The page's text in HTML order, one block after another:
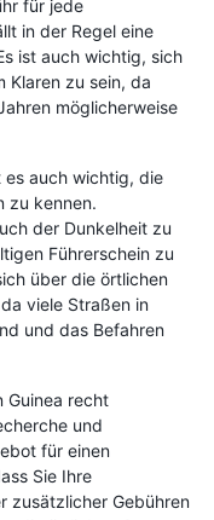
für jede
in der Regel eine
ist auch wichtig, sich
Klaren zu sein, da
möglicherweise
es auch wichtig, die
zu kennen.
der Dunkelheit zu
Führerschein zu
über die örtlichen
viele Straßen in
und das Befahren
Guinea recht
und
für einen
Sie Ihre
zusätzlicher Gebühren